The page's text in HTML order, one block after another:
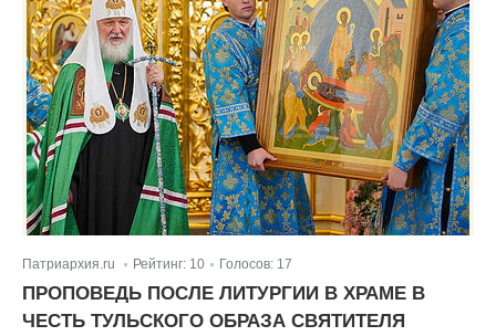
Патриархия.ru Рейтинг: 10 Голосов: 17
ПРОПОВЕДЬ ПОСЛЕ ЛИТУРГИИ В ХРАМЕ В
ЧЕСТЬ ТУЛЬСКОГО ОБРАЗА СВЯТИТЕЛЯ